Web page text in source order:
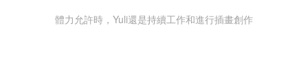
體力允許時，Yuli還是持續工作和進行插畫創作